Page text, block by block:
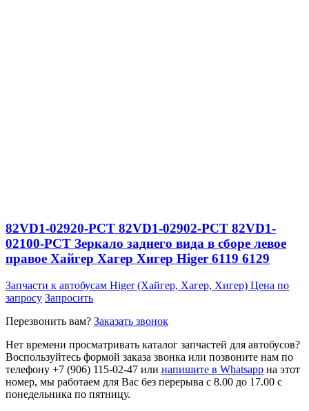
82VD1-02920-PCT 82VD1-02902-PCT 82VD1-
02100-PCT Зеркало заднего вида в сборе левое
правое Хайгер Хагер Хигер Higer 6119 6129
Запчасти к автобусам Higer (Хайгер, Хагер, Хигер) Цена по
запросу Запросить
Перезвонить вам? Заказать звонок
Нет времени просматривать каталог запчастей для автобусов?
Воспользуйтесь формой заказа звонка или позвоните нам по
телефону +7 (906) 115-02-47 или напишите в Whatsapp на этот
номер, мы работаем для Вас без перерыва с 8.00 до 17.00 с
понедельника по пятницу.